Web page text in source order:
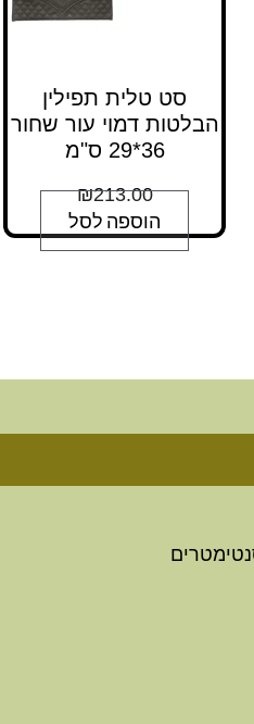
סט טלית תפילין
הבלטות דמוי עור שחור
36*29 ס"מ
₪213.00
הוספה לסל